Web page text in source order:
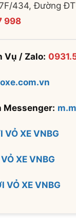
434, Đường
998
Vụ / Zalo:
Messenger:
VỎ XE VNBG
XE VNBG
VỎ XE VNBG